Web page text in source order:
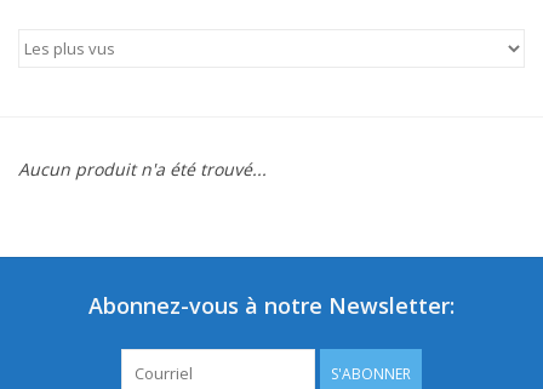
Aucun produit n'a été trouvé...
Abonnez-vous à notre Newsletter:
S'ABONNER